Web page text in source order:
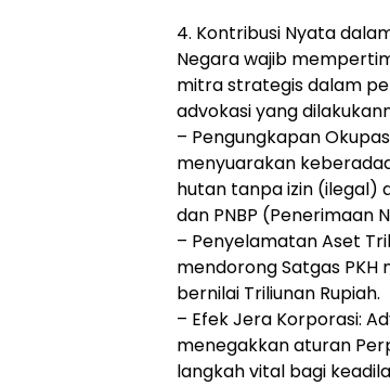
4. Kontribusi Nyata
Negara wajib
mitra strategis dalam
advokasi yang
– Pengungkapan
menyuarakan
hutan tanpa izin (ilegal)
dan PNBP (Penerimaan
– Penyelamatan Aset
mendorong Satgas
bernilai Triliunan Rupiah.
– Efek Jera Korporasi:
menegakkan aturan
langkah vital bagi